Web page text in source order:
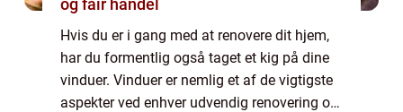
Hvis du er i gang med at renovere dit hjem,
har du formentlig også taget et kig på dine
vinduer. Vinduer er nemlig et af de vigtigste
aspekter ved enhver udvendig renovering og